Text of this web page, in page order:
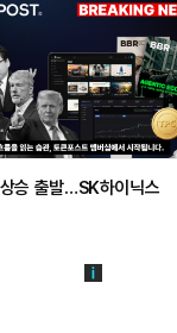
승 출발…SK하이닉스